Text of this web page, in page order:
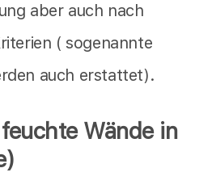
aber auch nach
( sogenannte
auch erstattet).
Wände in